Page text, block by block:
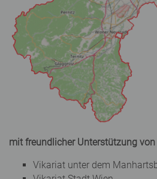
mit freundlicher Unterstützung von
Vikariat unter dem